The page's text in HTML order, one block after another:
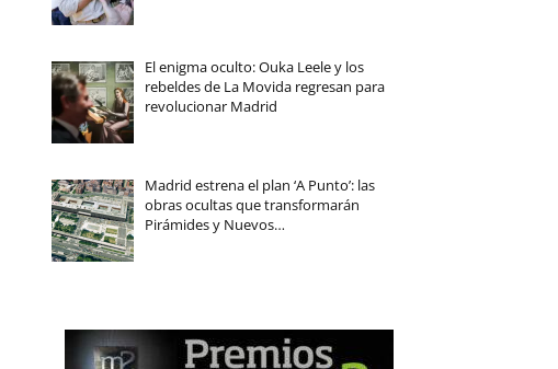
El enigma oculto: Ouka Leele y los
rebeldes de La Movida regresan para
revolucionar Madrid
Madrid estrena el plan ‘A Punto’: las
obras ocultas que transformarán
Pirámides y Nuevos…